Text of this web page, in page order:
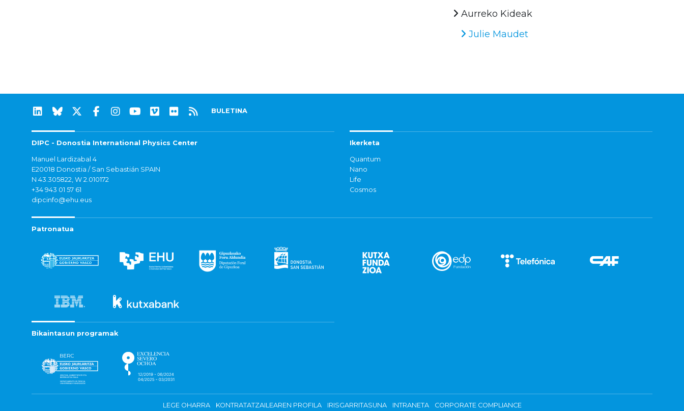
Aurreko Kideak
Julie Maudet
BULETINA
DIPC - Donostia International Physics Center
Manuel Lardizabal 4
E20018 Donostia / San Sebastián SPAIN
N 43.305822, W 2.010172
+34 943 01 57 61
dipcinfo@ehu.eus
Ikerketa
Quantum
Nano
Life
Cosmos
Patronatua
Bikaintasun programak
LEGE OHARRA KONTRATATZAILEAREN PROFILA IRISGARRITASUNA INTRANETA CORPORATE COMPLIANCE